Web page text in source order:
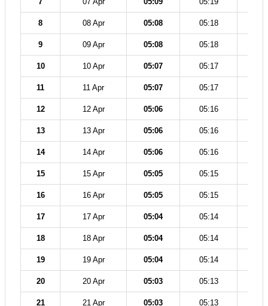
8 08 Apr 05:08 05:18
9 09 Apr 05:08 05:18
10 10 Apr 05:07 05:17
11 11 Apr 05:07 05:17
12 12 Apr 05:06 05:16
13 13 Apr 05:06 05:16
14 14 Apr 05:06 05:16
15 15 Apr 05:05 05:15
16 16 Apr 05:05 05:15
17 17 Apr 05:04 05:14
18 18 Apr 05:04 05:14
19 19 Apr 05:04 05:14
20 20 Apr 05:03 05:13
21 21 Apr 05:03 05:13